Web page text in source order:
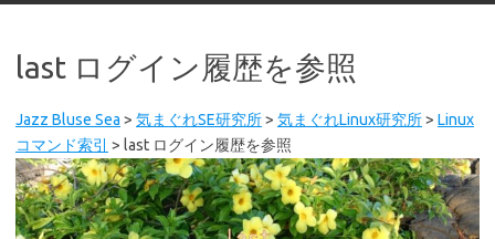
last ログイン履歴を参照
Jazz Bluse Sea > 気まぐれSE研究所> 気まぐれLinux研究所> Linux
コマンド索引
> last ログイン履歴を参照